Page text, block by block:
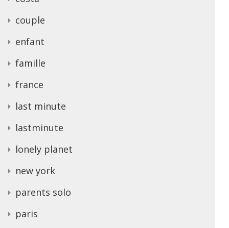
couple
enfant
famille
france
last minute
lastminute
lonely planet
new york
parents solo
paris